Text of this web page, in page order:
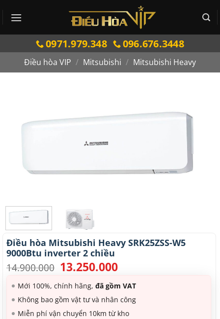
qua
0971.979.348 096.676.3448
Điều hòa VIP / Mitsubishi / Mitsubishi Heavy
Điều hòa Mitsubishi Heavy SRK25ZSS-W5
9000Btu inverter 2 chiều
14.900.000 Giá
gốc
là:
14.900.000.
13.250.000Giá
tại
là:
13.250.000.
Mới 100%, chính hãng, đã gồm VAT
Không bao gồm vật tư và nhân công
Miễn phí vận chuyển 10km từ kho